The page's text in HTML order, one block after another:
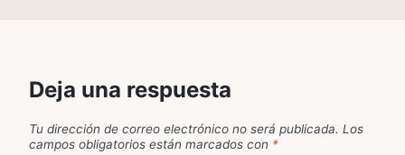
Deja una respuesta
Tu dirección de correo electrónico no será publicada. Los
campos obligatorios están marcados con *